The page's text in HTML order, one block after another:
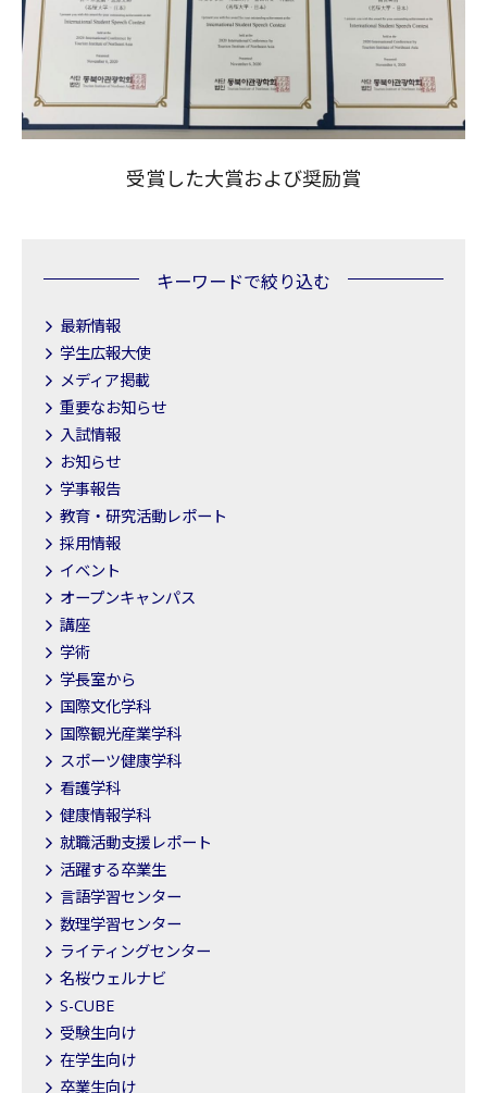
受賞した大賞および奨励賞
キーワードで絞り込む
最新情報
学生広報大使
メディア掲載
重要なお知らせ
入試情報
お知らせ
学事報告
教育・研究活動レポート
採用情報
イベント
オープンキャンパス
講座
学術
学長室から
国際文化学科
国際観光産業学科
スポーツ健康学科
看護学科
健康情報学科
就職活動支援レポート
活躍する卒業生
言語学習センター
数理学習センター
ライティングセンター
名桜ウェルナビ
S-CUBE
受験生向け
在学生向け
卒業生向け